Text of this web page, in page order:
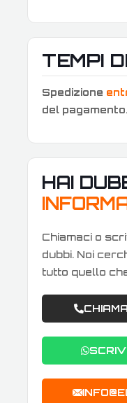
TEMPI
Spedizione
del pagamento.
HAI
Chiamaci o
dubbi. Noi
tutto quello